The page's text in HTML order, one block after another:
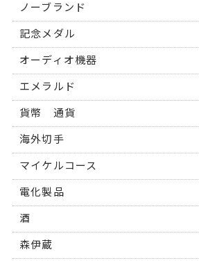
ノーブランド
記念メダル
オーディオ機器
エメラルド
貨幣 通貨
海外切手
マイケルコース
電化製品
酒
森伊蔵